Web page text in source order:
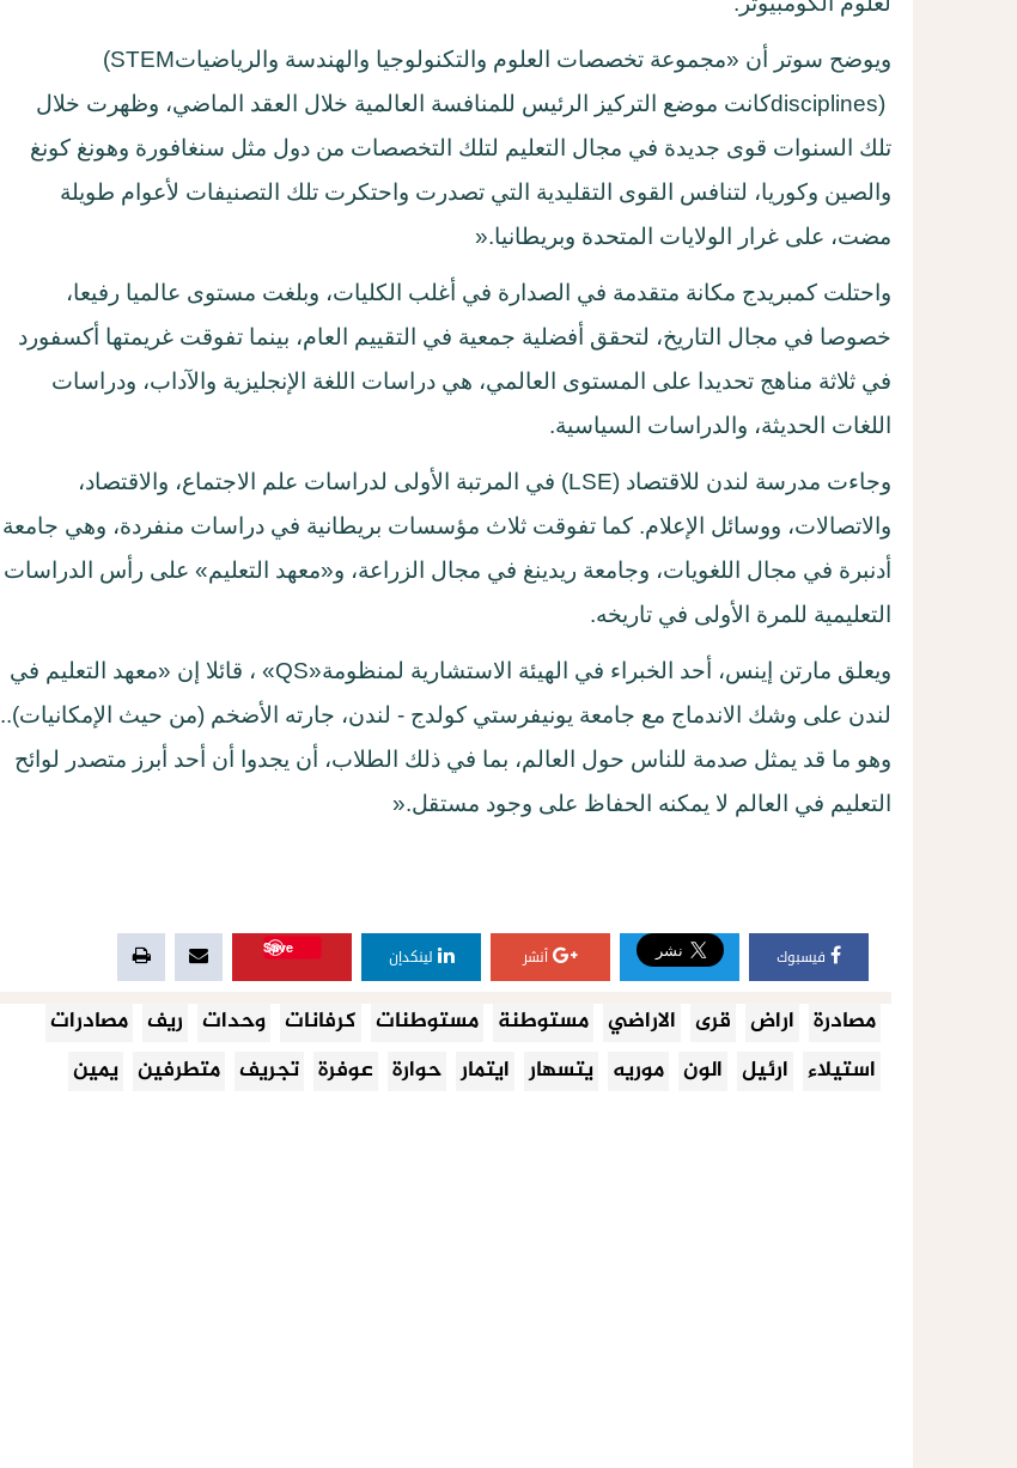
ويوضح سوتر أن «مجموعة تخصصات العلوم والتكنولوجيا والهندسة والرياضيات(STEM
disciplines)كانت موضع التركيز الرئيس للمنافسة العالمية خلال العقد الماضي، وظهرت خلال
تلك السنوات قوى جديدة في مجال التعليم لتلك التخصصات من دول مثل سنغافورة وهونغ كونغ
والصين وكوريا، لتنافس القوى التقليدية التي تصدرت واحتكرت تلك التصنيفات لأعوام طويلة
مضت، على غرار الولايات المتحدة وبريطانيا».
واحتلت كمبريدج مكانة متقدمة في الصدارة في أغلب الكليات، وبلغت مستوى عالميا رفيعا،
خصوصا في مجال التاريخ، لتحقق أفضلية جمعية في التقييم العام، بينما تفوقت غريمتها أكسفورد
في ثلاثة مناهج تحديدا على المستوى العالمي، هي دراسات اللغة الإنجليزية والآداب، ودراسات
اللغات الحديثة، والدراسات السياسية.
وجاءت مدرسة لندن للاقتصاد (LSE) في المرتبة الأولى لدراسات علم الاجتماع، والاقتصاد،
والاتصالات، ووسائل الإعلام. كما تفوقت ثلاث مؤسسات بريطانية في دراسات منفردة، وهي جامعة
أدنبرة في مجال اللغويات، وجامعة ريدينغ في مجال الزراعة، و«معهد التعليم» على رأس الدراسات
التعليمية للمرة الأولى في تاريخه.
ويعلق مارتن إينس، أحد الخبراء في الهيئة الاستشارية لمنظومة«QS» ، قائلا إن «معهد التعليم في
لندن على وشك الاندماج مع جامعة يونيفرستي كولدج - لندن، جارته الأضخم (من حيث الإمكانيات)..
وهو ما قد يمثل صدمة للناس حول العالم، بما في ذلك الطلاب، أن يجدوا أن أحد أبرز متصدر لوائح
التعليم في العالم لا يمكنه الحفاظ على وجود مستقل».
فيسبوك أنشر لينكدإن
Save
مصادرة اراض قرى الاراضي مستوطنة مستوطنات كرفانات وحدات ريف مصادرات
استيلاء ارئيل الون موريه يتسهار ايتمار حوارة عوفرة تجريف متطرفين يمين